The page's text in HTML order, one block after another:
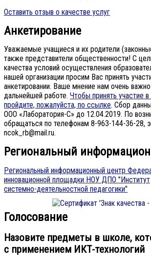
Оставить отзыв о качестве услуг
Анкетирование
Уважаемые учащиеся и их родители
также представители общественности! С
качества условий осуществления
нашей организации просим Вас принять
анкетировании. Ваше мнение нам очень
дальнейшей работе. Чтобы принять участие в
пройдите, пожалуйста, по ссылке. Сбор
ООО «Лаборатория-С» до 12.04.2019. По
обращаться по телефонам 8-963-144-36-28,
ncok_rb@mail.ru.
Региональный
Региональный информационный центр
инновационной площадки НОУ ДПО "Институт
системно-деятельностной педагогики"
Голосование
Назовите предметы в школе,
с применением ИКТ-технологий